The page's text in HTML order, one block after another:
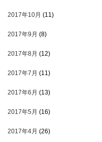
2017年10月 (11)
2017年9月 (8)
2017年8月 (12)
2017年7月 (11)
2017年6月 (13)
2017年5月 (16)
2017年4月 (26)